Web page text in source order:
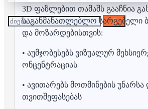
3D ფაზლებით თამაშს გააჩნია
საგანმანათლებლო სარგებელი
და მოზარდებისთვის:
• აუმჯობესებს ვიზუალურ
ონცენტრაციას
• ავითარებს მოთმინების უნარსა
თვითშეფასებას